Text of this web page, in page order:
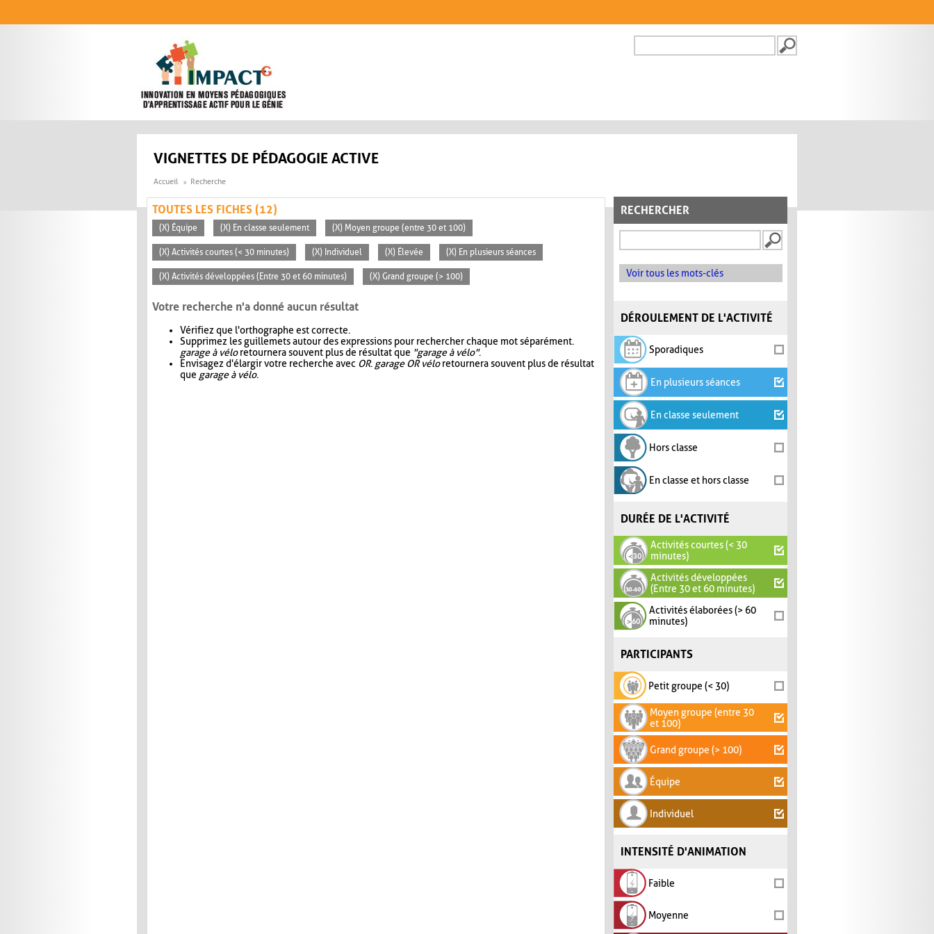
FORMULAIRE DE
VIGNETTES DE PÉDAGOGIE ACTIVE
Accueil Recherche
RECHERCHER
Voir tous les mots-clés
DÉROULEMENT DE L'ACTIVITÉ
Sporadiques
En plusieurs séances
En classe seulement
Hors classe
En classe et hors classe
DURÉE DE L'ACTIVITÉ
Activités courtes (< 30
minutes)
Activités développées
(Entre 30 et 60 minutes)
Activités élaborées (> 60
minutes)
PARTICIPANTS
Petit groupe (< 30)
Moyen groupe (entre 30
et 100)
Grand groupe (> 100)
Équipe
Individuel
INTENSITÉ D'ANIMATION
Faible
Moyenne
TOUTES LES FICHES (12)
(X) Équipe (X) En classe seulement (X) Moyen groupe (entre 30 et 100)
(X) Activités courtes (< 30 minutes) (X) Individuel (X) Élevée (X) En plusieurs séances
(X) Activités développées (Entre 30 et 60 minutes) (X) Grand groupe (> 100)
Votre recherche n'a donné aucun résultat
Vérifiez que l'orthographe est correcte.
Supprimez les guillemets autour des expressions pour rechercher chaque mot séparément.
garage à véloretournera souvent plus de résultat que "garage à vélo".
Envisagez d'élargir votre recherche avec OR. garage OR véloretournera souvent plus de résultat
que garage à vélo.